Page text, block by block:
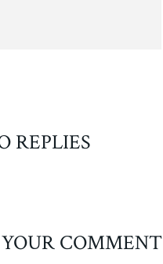
REPLIES
COMMENT